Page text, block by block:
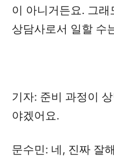
이 아니거든요. 그
상담사로서 일할 수
기자: 준비 과정이
야겠어요.
문수민: 네, 진짜 잘